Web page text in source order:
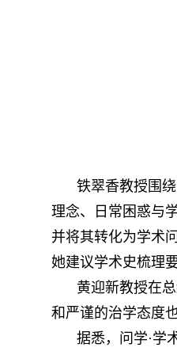
铁翠香教授围
理念、日常困惑与
并将其转化为学术
她建议学术史梳理
黄迎新教授在
和严谨的治学态度
据悉，问学·学